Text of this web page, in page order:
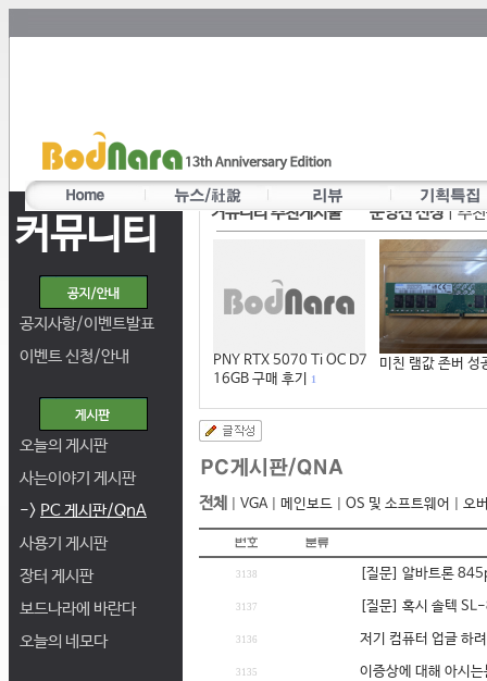
커뮤니티
공지사항/이벤트발표
이벤트 신청/안내
오늘의 게시판
사는이야기 게시판
-> PC 게시판/QnA
사용기 게시판
장터 게시판
보드나라에 바란다
오늘의 네모다
커뮤니티 추천게시물 운영진 선정|추
PNY RTX 5070 Ti OC D7
16GB 구매 후기
1
미친 램값 존버 성
전체 VGA 메인보드 OS 및 소프트웨어 오
3138 [질문] 알바트론
3137 [질문] 혹시 솔텍
3136 저기 컴퓨터 업글 하
3135 이증상에 대해 아시